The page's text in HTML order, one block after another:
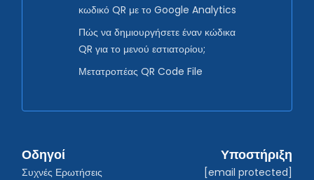
κωδικό QR με το Google Analytics
Πώς να δημιουργήσετε έναν κώδικα
QR για το μενού εστιατορίου;
Μετατροπέας QR Code File
Οδηγοί
Συχνές Ερωτήσεις
Υποστήριξη
[email protected]